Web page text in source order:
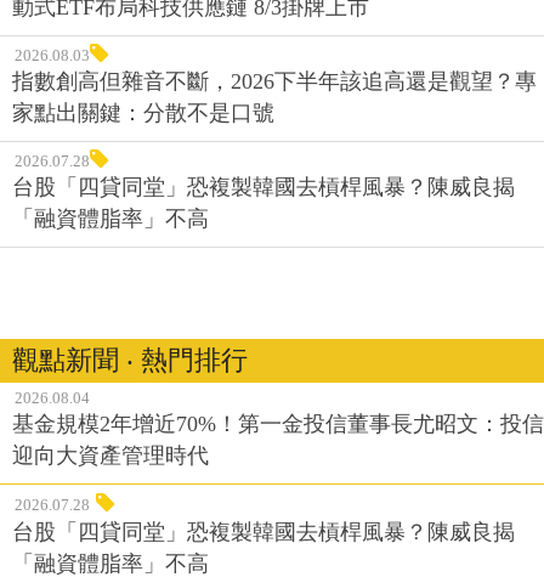
動式ETF布局科技供應鏈 8/3掛牌上市
2026.08.03
指數創高但雜音不斷，2026下半年該追高還是觀望？專
家點出關鍵：分散不是口號
2026.07.28
台股「四貸同堂」恐複製韓國去槓桿風暴？陳威良揭
「融資體脂率」不高
觀點新聞 ‧ 熱門排行
2026.08.04
基金規模2年增近70%！第一金投信董事長尤昭文：投信
迎向大資產管理時代
2026.07.28
台股「四貸同堂」恐複製韓國去槓桿風暴？陳威良揭
「融資體脂率」不高